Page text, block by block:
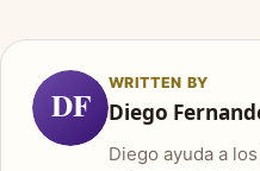
DF
WRITTEN BY
Diego
Diego ayuda a